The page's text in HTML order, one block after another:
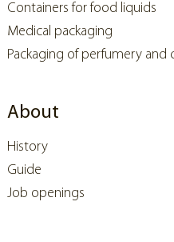
Containers for food liquids
Medical packaging
Packaging of perfumery
About
History
Guide
Job openings